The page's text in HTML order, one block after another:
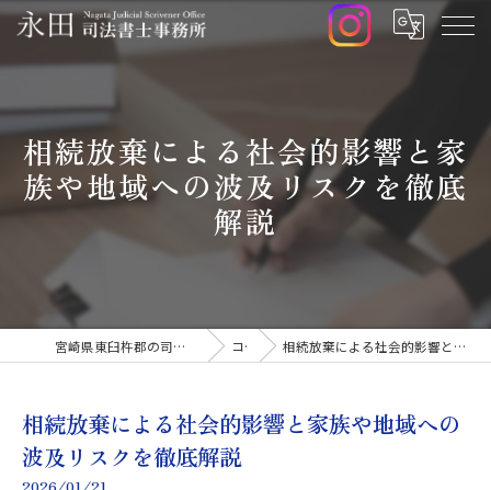
相続放棄による社会的影響と家
族や地域への波及リスクを徹底
解説
宮崎県東臼杵郡の司法書士なら永田司法書士事務所 コラム 相続放棄による社会的影響と家族や地域への波及リスクを徹底解説
相続放棄による社会的影響と家族や地域への
波及リスクを徹底解説
2026/01/21